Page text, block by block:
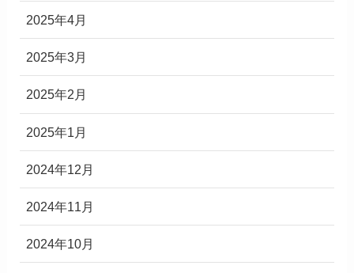
2025年4月
2025年3月
2025年2月
2025年1月
2024年12月
2024年11月
2024年10月